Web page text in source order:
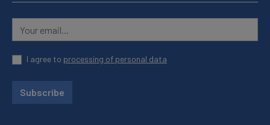
I agree to processing of personal data
Subscribe